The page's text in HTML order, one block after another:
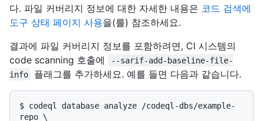
다. 파일 커버리지 정보에 대한 자세한 내용은 코드 검색에
도구 상태 페이지 사용을(를) 참조하세요.
결과에 파일 커버리지 정보를 포함하려면, CI 시스템의
code scanning 호출에
--sarif-add-baseline-file-
info
플래그를 추가하세요. 예를 들면 다음과 같습니다.
$ codeql database analyze /codeql-dbs/example-
repo \